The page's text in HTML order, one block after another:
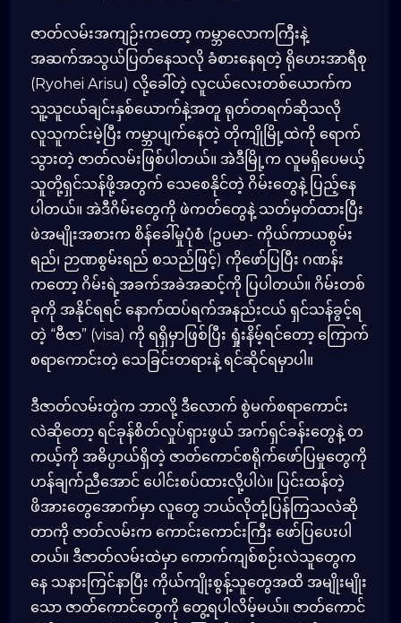
ဇာတ်လမ်းအကျဉ်းကတော့ ကမ္ဘာလောကကြီးနဲ့
အဆက်အသွယ်ပြတ်နေသလို ခံစားနေရတဲ့ ရိုဟေးအာရီစု
(Ryohei Arisu) လို့ခေါ်တဲ့ လူငယ်လေးတစ်ယောက်က
သူ့သူငယ်ချင်းနှစ်ယောက်နဲ့အတူ ရုတ်တရက်ဆိုသလို
လူသူကင်းမဲ့ပြီး ကမ္ဘာပျက်နေတဲ့ တိုကျိုမြို့ထဲကို ရောက်
သွားတဲ့ ဇာတ်လမ်းဖြစ်ပါတယ်။ အဲဒီမြို့က လူမရှိပေမယ့်
သူတို့ရှင်သန်ဖို့အတွက် သေစေနိုင်တဲ့ ဂိမ်းတွေနဲ့ ပြည့်နေ
ပါတယ်။ အဲဒီဂိမ်းတွေကို ဖဲကတ်တွေနဲ့ သတ်မှတ်ထားပြီး
ဖဲအမျိုးအစားက စိန်ခေါ်မှုပုံစံ (ဥပမာ- ကိုယ်ကာယစွမ်း
ရည်၊ ဉာဏစွမ်းရည် စသည်ဖြင့်) ကိုဖော်ပြပြီး ဂဏန်း
ကတော့ ဂိမ်းရဲ့အခက်အခဲအဆင့်ကို ပြပါတယ်။ ဂိမ်းတစ်
ခုကို အနိုင်ရရင် နောက်ထပ်ရက်အနည်းငယ် ရှင်သန်ခွင့်ရ
တဲ့ “ဗီဇာ” (visa) ကို ရရှိမှာဖြစ်ပြီး ရှုံးနိမ့်ရင်တော့ ကြောက်
စရာကောင်းတဲ့ သေခြင်းတရားနဲ့ ရင်ဆိုင်ရမှာပါ။
ဒီဇာတ်လမ်းတွဲက ဘာလို့ ဒီလောက် စွဲမက်စရာကောင်း
လဲဆိုတော့ ရင်ခုန်စိတ်လှုပ်ရှားဖွယ် အက်ရှင်ခန်းတွေနဲ့ တ
ကယ့်ကို အဓိပ္ပာယ်ရှိတဲ့ ဇာတ်ကောင်စရိုက်ဖော်ပြမှုတွေကို
ဟန်ချက်ညီအောင် ပေါင်းစပ်ထားလို့ပါပဲ။ ပြင်းထန်တဲ့
ဖိအားတွေအောက်မှာ လူတွေ ဘယ်လိုတုံ့ပြန်ကြသလဲဆို
တာကို ဇာတ်လမ်းက ကောင်းကောင်းကြီး ဖော်ပြပေးပါ
တယ်။ ဒီဇာတ်လမ်းထဲမှာ ကောက်ကျစ်စဉ်းလဲသူတွေက
နေ သနားကြင်နာပြီး ကိုယ်ကျိုးစွန့်သူတွေအထိ အမျိုးမျိုး
သော ဇာတ်ကောင်တွေကို တွေ့ရပါလိမ့်မယ်။ ဇာတ်ကောင်